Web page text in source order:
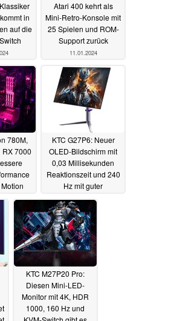
in
auf die
Atari 400 kehrt als
Mini-Retro-Konsole mit
25 Spielen und ROM-
Support zurück
11.01.2024
780M,
RX 7000
KTC G27P6: Neuer
OLED-Bildschirm mit
0,03 Millisekunden
Reaktionszeit und 240
Hz mit guter
Ausstattung ist ab
sofort erhältlich
22.10.2023
KTC M27P20 Pro:
Diesen Mini-LED-
Monitor mit 4K, HDR
1000, 160 Hz und